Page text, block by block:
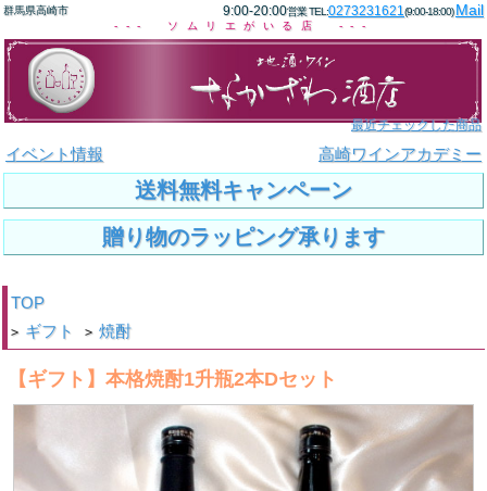
群馬県高崎市 9:00-20:00営業 TEL:0273231621(9:00-18:00)Mail
--- ソムリエがいる店 ---
最近チェックした商品
イベント情報 高崎ワインアカデミー
送料無料キャンペーン
贈り物のラッピング承ります
TOP
> ギフト > 焼酎
【ギフト】本格焼酎1升瓶2本Dセット